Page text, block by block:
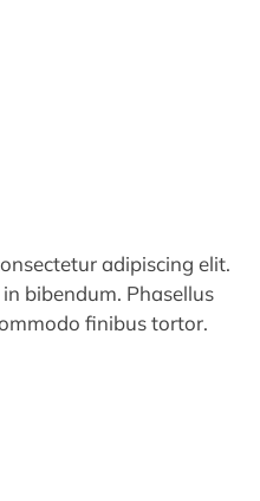
adipiscing elit.
bibendum. Phasellus
finibus tortor.